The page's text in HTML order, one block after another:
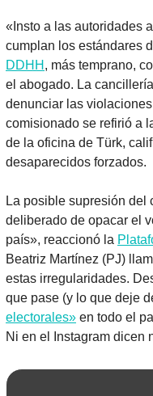
«Insto a las autoridades
cumplan los estándares
DDHH , más temprano,
el abogado. La
denunciar las
comisionado se refirió a
de la oficina de Türk,
desaparecidos forzados.
La posible supresión del
deliberado de opacar el
país», reaccionó la
Beatriz Martínez (PJ)
estas irregularidades.
que pase (y lo que deje
electorales» en todo el
Ni en el Instagram dicen